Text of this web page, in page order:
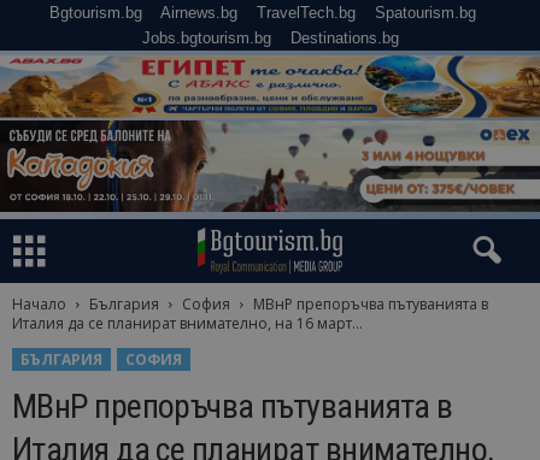
Bgtourism.bg Airnews.bg TravelTech.bg
Spatourism.bg
Jobs.bgtourism.bg
Destinations.bg
Начало България София
МВнР препоръчва пътуванията в
Италия да се планират внимателно, на 16 март...
БЪЛГАРИЯ
СОФИЯ
МВнР препоръчва пътуванията в
Италия да се планират внимателно,